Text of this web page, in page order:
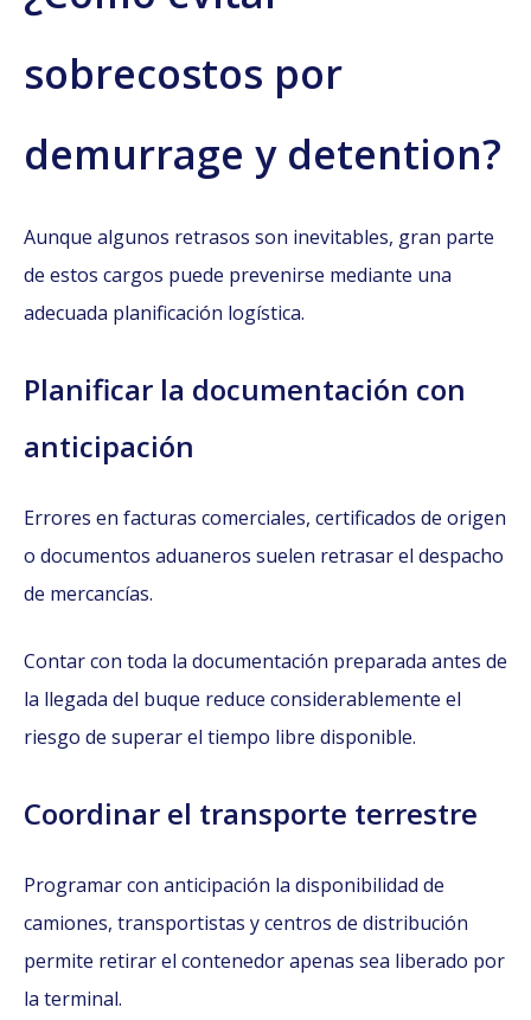
sobrecostos por
demurrage y detention?
Aunque algunos retrasos son inevitables, gran parte
de estos cargos puede prevenirse mediante una
adecuada planificación logística.
Planificar la documentación con
anticipación
Errores en facturas comerciales, certificados de origen
o documentos aduaneros suelen retrasar el despacho
de mercancías.
Contar con toda la documentación preparada antes de
la llegada del buque reduce considerablemente el
riesgo de superar el tiempo libre disponible.
Coordinar el transporte terrestre
Programar con anticipación la disponibilidad de
camiones, transportistas y centros de distribución
permite retirar el contenedor apenas sea liberado por
la terminal.